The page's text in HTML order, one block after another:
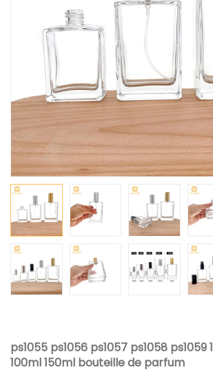
ps1055 ps1056 ps1057 ps1058
100ml 150ml bouteille de parfum